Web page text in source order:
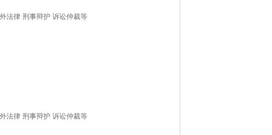
法律 刑事辩护 诉讼仲裁等
法律 刑事辩护 诉讼仲裁等